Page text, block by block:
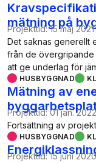
mätning på
Projekttid: 15 maj 2021
Det saknas generellt
från de övergripande
att ge underlag för
HUSBYGGNAD
Mätning av
Projekttid: 01 jan. 2022
Fortsättning av
HUSBYGGNAD
Projekttid: 15 juni 2020